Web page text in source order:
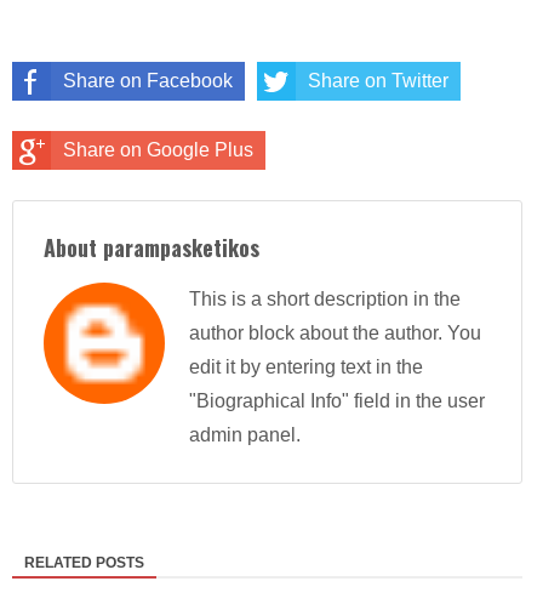
Share on Facebook Share on Twitter
Share on Google Plus
About parampasketikos
This is a short description in the
author block about the author. You
edit it by entering text in the
"Biographical Info" field in the user
admin panel.
RELATED POSTS